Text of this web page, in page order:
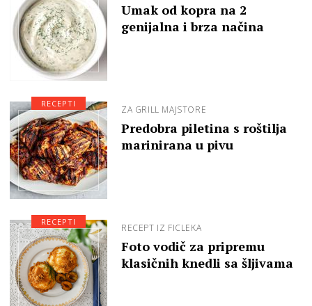
Umak od kopra na 2
genijalna i brza načina
ZA GRILL MAJSTORE
Predobra piletina s roštilja
marinirana u pivu
RECEPTI
RECEPT IZ FICLEKA
Foto vodič za pripremu
klasičnih knedli sa šljivama
RECEPTI